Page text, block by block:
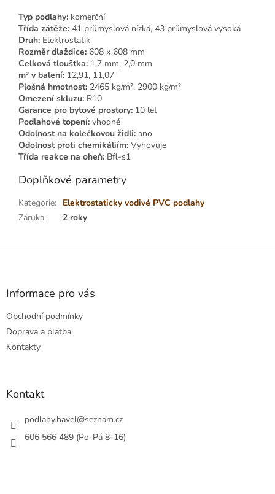
Typ podlahy: komerční
Třída zátěže: 41 průmyslová nízká, 43 průmyslová vysoká
Druh: Elektrostatik
Rozměr dlaždice: 608 x 608 mm
Celková tloušťka: 1,7 mm, 2,0 mm
m² v balení: 12,91, 11,07
Plošná hmotnost: 2465 kg/m², 2900 kg/m²
Omezení skluzu: R10
Garance pro bytové prostory: 10 let
Podlahové topení: vhodné
Odolnost na kolečkovou židli: ano
Odolnost proti chemikáliím: Vyhovuje
Třída reakce na oheň: Bfl-s1
Doplňkové parametry
Kategorie: Elektrostaticky vodivé PVC podlahy
Záruka: 2 roky
Z
Informace pro vás
Obchodní podmínky
Doprava a platba
Kontakty
Kontakt
podlahy.havel@seznam.cz
606 566 489 (Po-Pá 8-16)